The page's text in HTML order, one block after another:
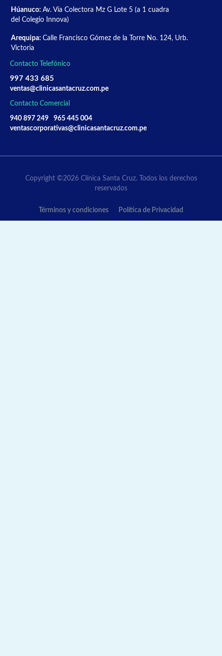
Húanuco: Av. Vía Colectora Mz G Lote 5 (a 1 cuadra
del Colegio Innova)
Arequipa: Calle Francisco Gómez de la Torre No. 124, Urb.
Victoria
Contacto Telefónico
997 433 685
ventas@clinicasantacruz.com.pe
Contacto Comercial
940 897 249
965 445 004
ventascorporativas@clinicasantacruz.com.pe
Copyright ©2026 Clínica Santa Cruz. Todos los derechos
reservados
Términos y condiciones Política de Privacidad